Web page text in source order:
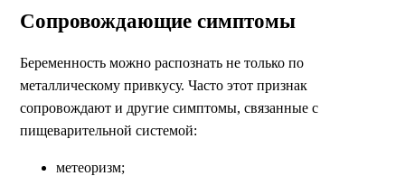
Сопровождающие симптомы
Беременность можно распознать не только по
металлическому привкусу. Часто этот признак
сопровождают и другие симптомы, связанные с
пищеварительной системой:
метеоризм;